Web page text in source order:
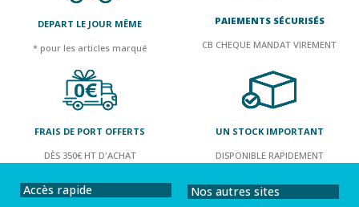
DEPART LE JOUR MÊME
* pour les articles marqué
PAIEMENTS SÉCURISÉS
CB CHEQUE MANDAT VIREMENT
FRAIS DE PORT OFFERTS
DÈS 350€ HT D'ACHAT
UN STOCK IMPORTANT
DISPONIBLE RAPIDEMENT
Accès rapide Nos autres sites